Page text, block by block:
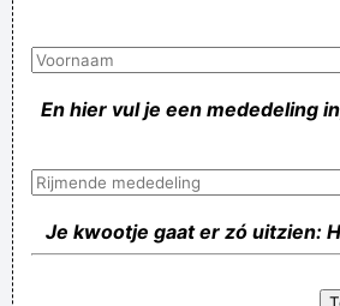
En hier vul je een mededeling
Je kwootje gaat er zó uitzien: